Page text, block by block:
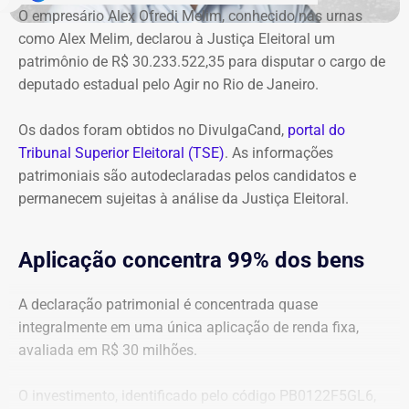
ressarcimento ao erário, originalmente fixado em R$
234,4 milhões, chega hoje a R$ 2,55 bilhões. O MP ainda
cobra R$ 778,9 mil de multa civil e R$ 11,9 milhões por
danos morais coletivos.
Globo”
O empresário Alex Ofredi Melim, conhecido nas urnas
como Alex Melim, declarou à Justiça Eleitoral um
patrimônio de R$ 30.233.522,35 para disputar o cargo de
deputado estadual pelo Agir no Rio de Janeiro.
Os dados foram obtidos no DivulgaCand, portal do
Tribunal Superior Eleitoral (TSE). As informações
patrimoniais são autodeclaradas pelos candidatos e
permanecem sujeitas à análise da Justiça Eleitoral.
Aplicação concentra 99% dos bens
A declaração patrimonial é concentrada quase
integralmente em uma única aplicação de renda fixa,
avaliada em R$ 30 milhões.
O investimento, identificado pelo código PB0122F5GL6,